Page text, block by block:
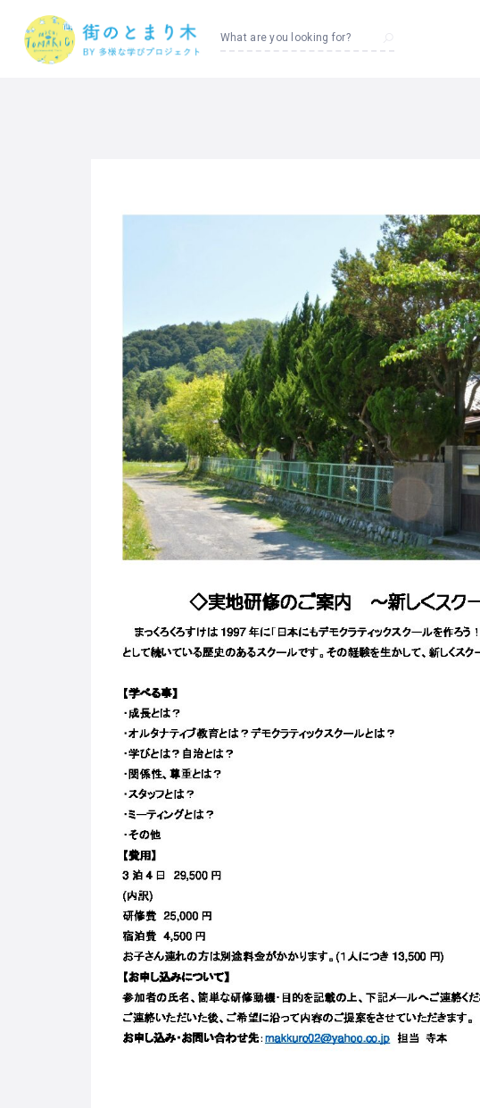
What are you looking for?